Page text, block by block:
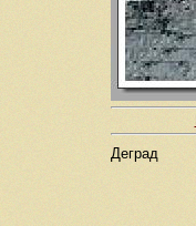
Деград